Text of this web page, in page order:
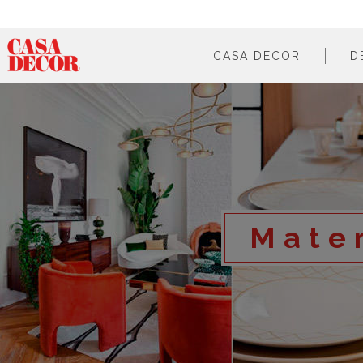
CASA DECOR
en cifras
cómo participar
en los medios